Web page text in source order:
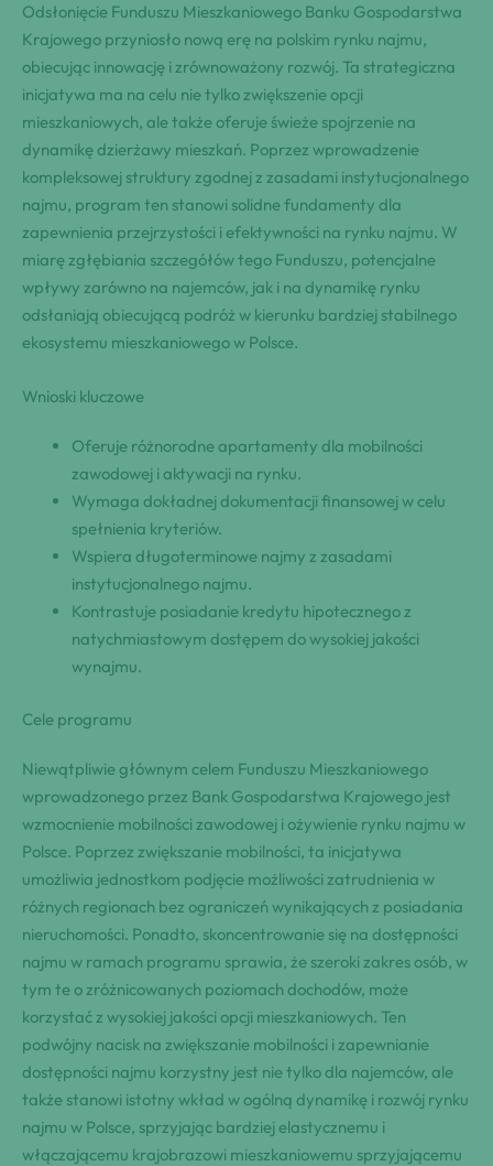
Odsłonięcie Funduszu Mieszkaniowego Banku Gospodarstwa
Krajowego przyniosło nową erę na polskim rynku najmu,
obiecując innowację i zrównoważony rozwój. Ta strategiczna
inicjatywa ma na celu nie tylko zwiększenie opcji
mieszkaniowych, ale także oferuje świeże spojrzenie na
dynamikę dzierżawy mieszkań. Poprzez wprowadzenie
kompleksowej struktury zgodnej z zasadami instytucjonalnego
najmu, program ten stanowi solidne fundamenty dla
zapewnienia przejrzystości i efektywności na rynku najmu. W
miarę zgłębiania szczegółów tego Funduszu, potencjalne
wpływy zarówno na najemców, jak i na dynamikę rynku
odsłaniają obiecującą podróż w kierunku bardziej stabilnego
ekosystemu mieszkaniowego w Polsce.
Wnioski kluczowe
Oferuje różnorodne apartamenty dla mobilności
zawodowej i aktywacji na rynku.
Wymaga dokładnej dokumentacji finansowej w celu
spełnienia kryteriów.
Wspiera długoterminowe najmy z zasadami
instytucjonalnego najmu.
Kontrastuje posiadanie kredytu hipotecznego z
natychmiastowym dostępem do wysokiej jakości
wynajmu.
Cele programu
Niewątpliwie głównym celem Funduszu Mieszkaniowego
wprowadzonego przez Bank Gospodarstwa Krajowego jest
wzmocnienie mobilności zawodowej i ożywienie rynku najmu w
Polsce. Poprzez zwiększanie mobilności, ta inicjatywa
umożliwia jednostkom podjęcie możliwości zatrudnienia w
różnych regionach bez ograniczeń wynikających z posiadania
nieruchomości. Ponadto, skoncentrowanie się na dostępności
najmu w ramach programu sprawia, że szeroki zakres osób, w
tym te o zróżnicowanych poziomach dochodów, może
korzystać z wysokiej jakości opcji mieszkaniowych. Ten
podwójny nacisk na zwiększanie mobilności i zapewnianie
dostępności najmu korzystny jest nie tylko dla najemców, ale
także stanowi istotny wkład w ogólną dynamikę i rozwój rynku
najmu w Polsce, sprzyjając bardziej elastycznemu i
włączającemu krajobrazowi mieszkaniowemu sprzyjającemu